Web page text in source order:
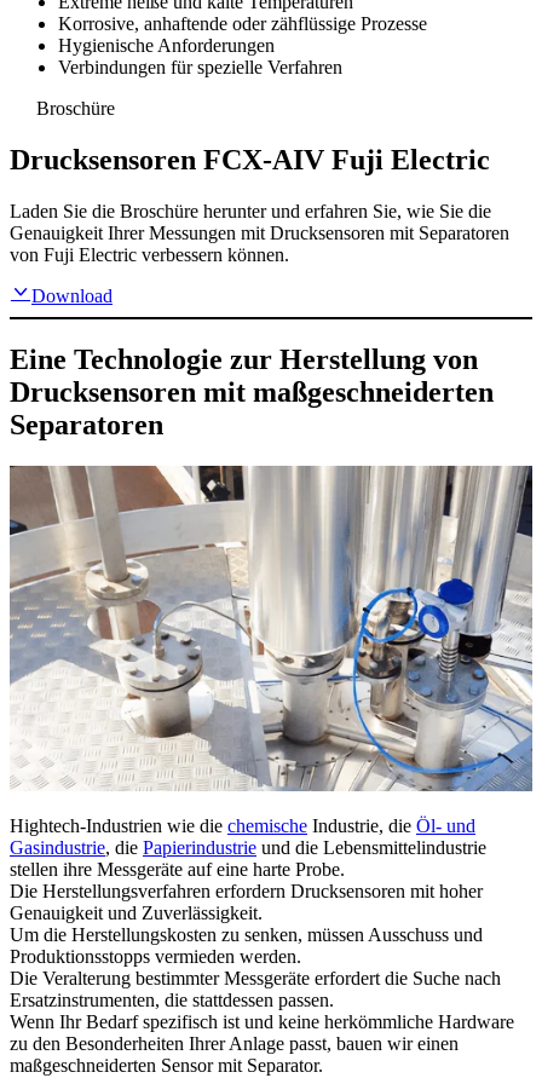
Korrosive, anhaftende oder zähflüssige Prozesse
Hygienische Anforderungen
Verbindungen für spezielle Verfahren
Broschüre
Drucksensoren FCX-AIV Fuji Electric
Laden Sie die Broschüre herunter und erfahren Sie, wie Sie die
Genauigkeit Ihrer Messungen mit Drucksensoren mit Separatoren
von Fuji Electric verbessern können.
Download
Eine Technologie zur Herstellung von
Drucksensoren mit maßgeschneiderten
Separatoren
Hightech-Industrien wie die chemische Industrie, die Öl- und
Gasindustrie, die Papierindustrie und die Lebensmittelindustrie
stellen ihre Messgeräte auf eine harte Probe.
Die Herstellungsverfahren erfordern Drucksensoren mit hoher
Genauigkeit und Zuverlässigkeit.
Um die Herstellungskosten zu senken, müssen Ausschuss und
Produktionsstopps vermieden werden.
Die Veralterung bestimmter Messgeräte erfordert die Suche nach
Ersatzinstrumenten, die stattdessen passen.
Wenn Ihr Bedarf spezifisch ist und keine herkömmliche Hardware
zu den Besonderheiten Ihrer Anlage passt, bauen wir einen
maßgeschneiderten Sensor mit Separator.